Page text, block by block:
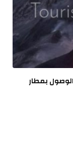
بمطار